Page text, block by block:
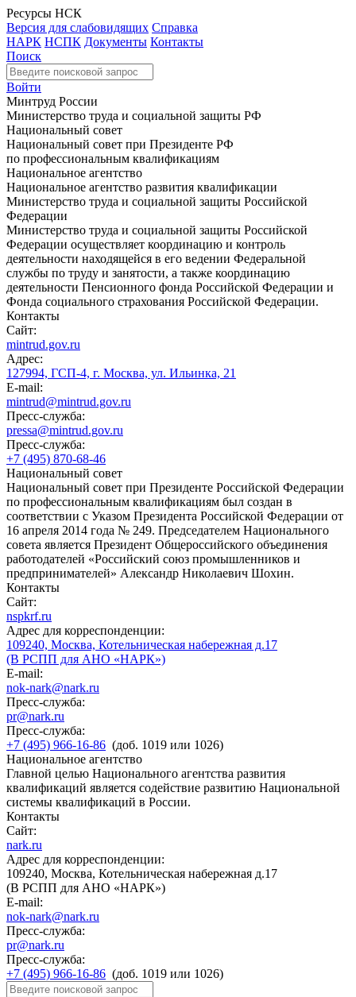
Ресурсы НСК
Версия для слабовидящих Справка
НАРК НСПК Документы Контакты
Поиск
Войти
Минтруд России
Министерство труда и социальной защиты РФ
Национальный совет
Национальный совет при Президенте РФ
по профессиональным квалификациям
Национальное агентство
Национальное агентство развития квалификации
Министерство труда и социальной защиты Российской
Федерации
Министерство труда и социальной защиты Российской
Федерации осуществляет координацию и контроль
деятельности находящейся в его ведении Федеральной
службы по труду и занятости, а также координацию
деятельности Пенсионного фонда Российской Федерации и
Фонда социального страхования Российской Федерации.
Контакты
Сайт:
mintrud.gov.ru
Адрес:
127994, ГСП-4, г. Москва, ул. Ильинка, 21
E-mail:
mintrud@mintrud.gov.ru
Пресс-служба:
pressa@mintrud.gov.ru
Пресс-служба:
+7 (495) 870-68-46
Национальный совет
Национальный совет при Президенте Российской Федерации
по профессиональным квалификациям был создан в
соответствии с Указом Президента Российской Федерации от
16 апреля 2014 года № 249. Председателем Национального
совета является Президент Общероссийского объединения
работодателей «Российский союз промышленников и
предпринимателей» Александр Николаевич Шохин.
Контакты
Сайт:
nspkrf.ru
Адрес для корреспонденции:
109240, Москва, Котельническая набережная д.17
(В РСПП для АНО «НАРК»)
E-mail:
nok-nark@nark.ru
Пресс-служба:
pr@nark.ru
Пресс-служба:
+7 (495) 966-16-86 (доб. 1019 или 1026)
Национальное агентство
Главной целью Национального агентства развития
квалификаций является содействие развитию Национальной
системы квалификаций в России.
Контакты
Сайт:
nark.ru
Адрес для корреспонденции:
109240, Москва, Котельническая набережная д.17
(В РСПП для АНО «НАРК»)
E-mail:
nok-nark@nark.ru
Пресс-служба:
pr@nark.ru
Пресс-служба:
+7 (495) 966-16-86 (доб. 1019 или 1026)